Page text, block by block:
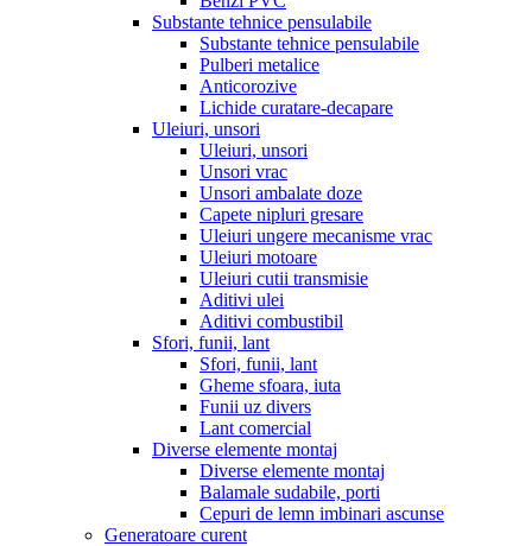
Substante tehnice pensulabile
Substante tehnice pensulabile
Pulberi metalice
Anticorozive
Lichide curatare-decapare
Uleiuri, unsori
Uleiuri, unsori
Unsori vrac
Unsori ambalate doze
Capete nipluri gresare
Uleiuri ungere mecanisme vrac
Uleiuri motoare
Uleiuri cutii transmisie
Aditivi ulei
Aditivi combustibil
Sfori, funii, lant
Sfori, funii, lant
Gheme sfoara, iuta
Funii uz divers
Lant comercial
Diverse elemente montaj
Diverse elemente montaj
Balamale sudabile, porti
Cepuri de lemn imbinari ascunse
Generatoare curent